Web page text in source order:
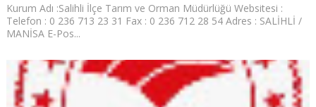
Kurum Adı :Salihli İlçe Tarım ve Orman Müdürlüğü Websitesi :
Telefon : 0 236 713 23 31 Fax : 0 236 712 28 54 Adres : SALİHLİ /
MANİSA E-Pos...